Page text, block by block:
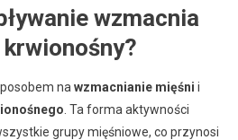
wzmacnia
krwionośny?
na wzmacnianie mięśni i
. Ta forma aktywności
grupy mięśniowe, co przynosi